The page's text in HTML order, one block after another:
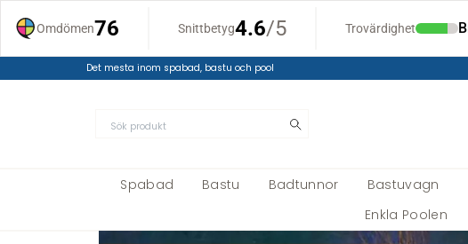
Det mesta inom spabad, bastu och pool
Spabad Bastu Badtunnor Bastuvagn
Enkla Poolen